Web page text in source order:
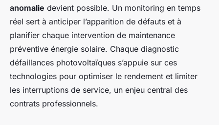
anomalie devient possible. Un monitoring en temps
réel sert à anticiper l’apparition de défauts et à
planifier chaque intervention de maintenance
préventive énergie solaire. Chaque diagnostic
défaillances photovoltaïques s’appuie sur ces
technologies pour optimiser le rendement et limiter
les interruptions de service, un enjeu central des
contrats professionnels.